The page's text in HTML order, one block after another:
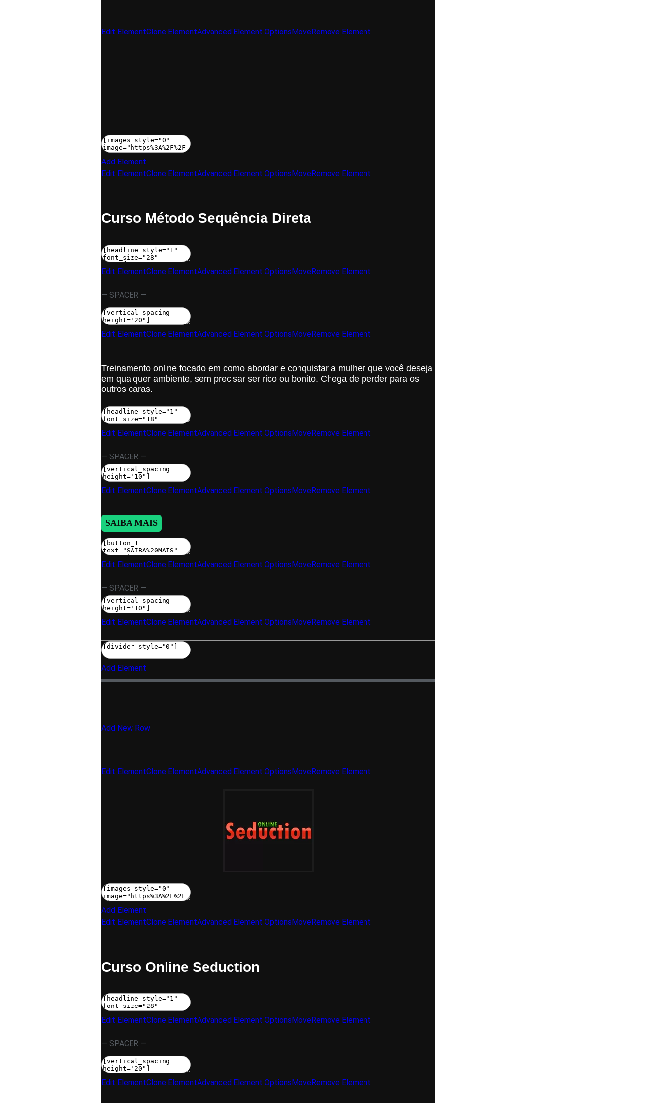
Edit ElementClone ElementAdvanced Element OptionsMoveRemove Element
Add Element
Edit ElementClone ElementAdvanced Element OptionsMoveRemove Element
Curso Método Sequência Direta
Edit ElementClone ElementAdvanced Element OptionsMoveRemove Element
— SPACER —
Edit ElementClone ElementAdvanced Element OptionsMoveRemove Element
Treinamento online focado em como abordar e conquistar a mulher que você deseja
em qualquer ambiente, sem precisar ser rico ou bonito. Chega de perder para os
outros caras.
Edit ElementClone ElementAdvanced Element Options MoveRemove Element
— SPACER —
Edit ElementClone ElementAdvanced Element Options MoveRemove Element
SAIBA MAIS
Edit ElementClone ElementAdvanced Element Options MoveRemove Element
— SPACER —
Edit ElementClone ElementAdvanced Element Options MoveRemove Element
Add Element
Add New Row
Edit ElementClone ElementAdvanced Element Options MoveRemove Element
Add Element
Edit ElementClone ElementAdvanced Element Options MoveRemove Element
Curso Online Seduction
Edit ElementClone ElementAdvanced Element OptionsMoveRemove Element
— SPACER —
Edit ElementClone ElementAdvanced Element OptionsMoveRemove Element